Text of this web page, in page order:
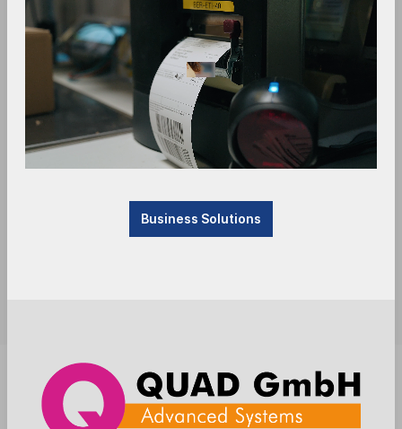
Sofort verfügbar, Lieferzeit: 1-3 Tage
Anmelden
Business Solutions